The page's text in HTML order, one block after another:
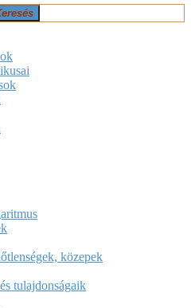
közepek
tulajdonságaik